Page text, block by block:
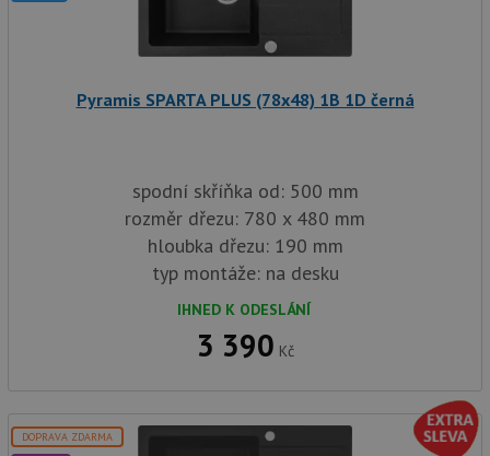
Pyramis SPARTA PLUS (78x48) 1B 1D černá
spodní skříňka od: 500 mm
rozměr dřezu: 780 x 480 mm
hloubka dřezu: 190 mm
typ montáže: na desku
IHNED K ODESLÁNÍ
3 390 Kč
DOPRAVA ZDARMA